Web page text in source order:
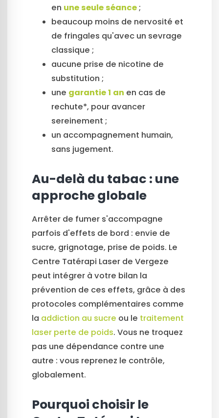
en une seule séance;
beaucoup moins de nervosité et
de fringales qu'avec un sevrage
classique ;
aucune prise de nicotine de
substitution ;
une garantie 1 an en cas de
rechute*, pour avancer
sereinement ;
un accompagnement humain,
sans jugement.
Au-delà du tabac : une
approche globale
Arrêter de fumer s'accompagne
parfois d'effets de bord : envie de
sucre, grignotage, prise de poids. Le
Centre Tatérapi Laser de Vergeze
peut intégrer à votre bilan la
prévention de ces effets, grâce à des
protocoles complémentaires comme
la addiction au sucre ou le traitement
laser perte de poids. Vous ne troquez
pas une dépendance contre une
autre : vous reprenez le contrôle,
globalement.
Pourquoi choisir le